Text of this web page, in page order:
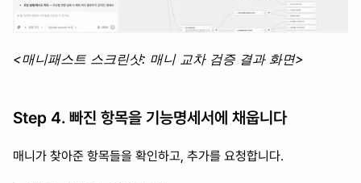
<매니패스트 스크린샷: 매니 교차 검증 결과 화면>
Step 4. 빠진 항목을 기능명세서에 채웁니다
매니가 찾아준 항목들을 확인하고, 추가를 요청합니다.